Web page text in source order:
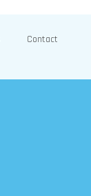
Contact